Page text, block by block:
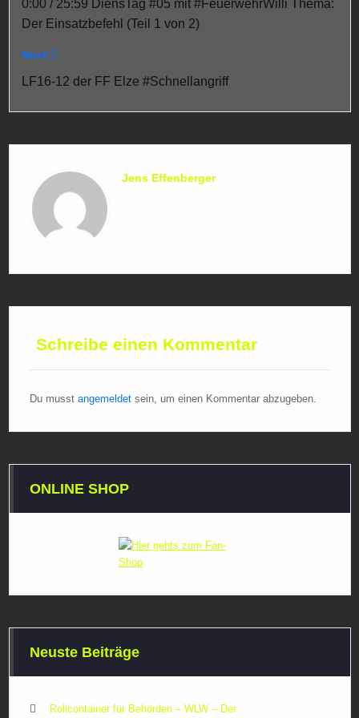
0:00 / 25:59 DiensTag #05 mit #FeuerwehrWilli Thema:
Der Einsatzbefehl (Teil 1 von 2)
Next:
LF16-12 der FF Elze #Schnellangriff
Jens Effenberger
Schreibe einen Kommentar
Du musst angemeldetsein, um einen Kommentar abzugeben.
ONLINE SHOP
Neuste Beiträge
Rollcontainer für Behörden – WLW – Der